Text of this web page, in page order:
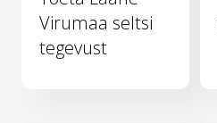
Virumaa seltsi
tegevust